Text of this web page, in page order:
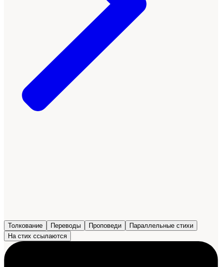
Толкование Переводы Проповеди
Параллельные стихи
На стих ссылаются